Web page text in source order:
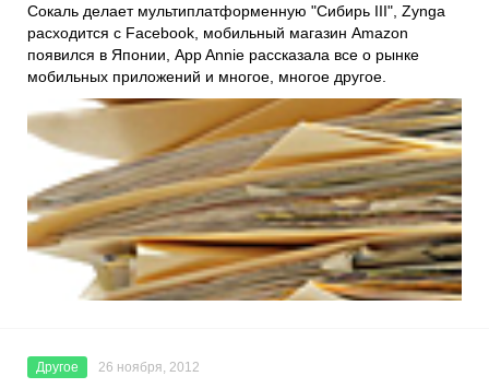
Сокаль делает мультиплатформенную "Сибирь III", Zynga
расходится с Facebook, мобильный магазин Amazon
появился в Японии, App Annie рассказала все о рынке
мобильных приложений и многое, многое другое.
Другое 26 ноября, 2012